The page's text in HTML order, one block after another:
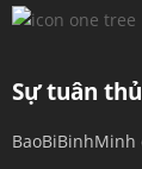
Sự tuân thủ